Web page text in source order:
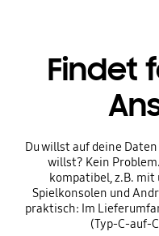
Findet
Du willst auf deine
willst? Kein
kompatibel, z.B. mit
Spielkonsolen und
praktisch: Im
(Typ-C-auf-